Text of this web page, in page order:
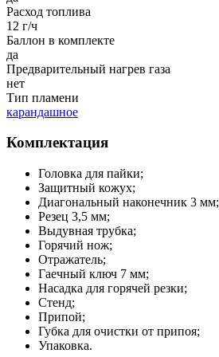
Расход топлива
12 г/ч
Баллон в комплекте
да
Предварительный нагрев газа
нет
Тип пламени
карандашное
Комплектация
Головка для пайки;
Защитный кожух;
Диагональный наконечник 3 мм;
Резец 3,5 мм;
Выдувная трубка;
Горячий нож;
Отражатель;
Гаечный ключ 7 мм;
Насадка для горячей резки;
Стенд;
Припой;
Губка для очистки от припоя;
Упаковка.